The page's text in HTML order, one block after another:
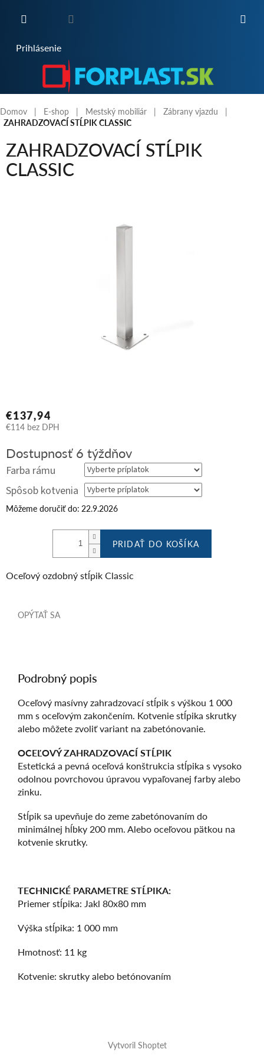
Prihlásenie
Domov E-shop Mestský mobiliár
Zábrany vjazdu
ZAHRADZOVACÍ STĹPIK CLASSIC
ZAHRADZOVACÍ STĹPIK
CLASSIC
€137,94
€114 bez DPH
cena:
Dostupnosť 6 týždňov
Farba rámu
Spôsob kotvenia
Môžeme doručiť do: 22.9.2026
PRIDAŤ DO KOŠÍKA
Oceľový ozdobný stĺpik Classic
OPÝTAŤ SA
Podrobný popis
Oceľový masívny zahradzovací stĺpik s výškou 1 000
mm s oceľovým zakončením. Kotvenie stĺpika skrutky
alebo môžete zvoliť variant na zabetónovanie.
OCEĽOVÝ ZAHRADZOVACÍ STĹPIK
Estetická a pevná oceľová konštrukcia stĺpika s vysoko
odolnou povrchovou úpravou vypaľovanej farby alebo
zinku.
Stĺpik sa upevňuje do zeme zabetónovaním do
minimálnej hĺbky 200 mm. Alebo oceľovou pätkou na
kotvenie skrutky.
TECHNICKÉ PARAMETRE STĹPIKA:
Priemer stĺpika: Jakl 80x80 mm
Výška stĺpika: 1 000 mm
Hmotnosť: 11 kg
Kotvenie: skrutky alebo betónovaním
Vytvoril Shoptet